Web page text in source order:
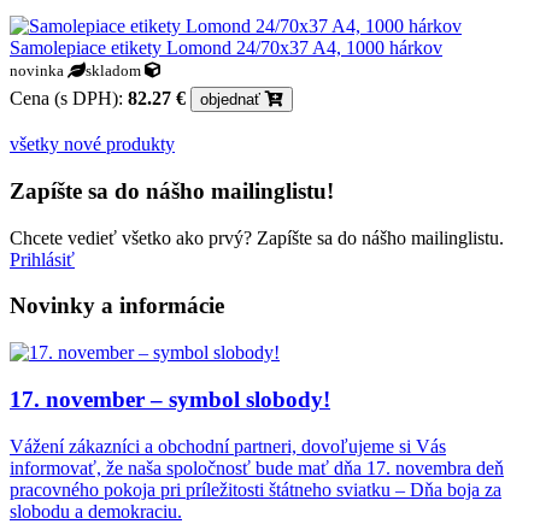
Samolepiace etikety Lomond 24/70x37 A4, 1000 hárkov
novinka skladom
Cena (s DPH): 82.27 € objednať
všetky nové produkty
Zapíšte sa do nášho mailinglistu!
Chcete vedieť všetko ako prvý? Zapíšte sa do nášho mailinglistu.
Prihlásiť
Novinky a informácie
17. november – symbol slobody!
Vážení zákazníci a obchodní partneri, dovoľujeme si Vás
informovať, že naša spoločnosť bude mať dňa 17. novembra deň
pracovného pokoja pri príležitosti štátneho sviatku – Dňa boja za
slobodu a demokraciu.